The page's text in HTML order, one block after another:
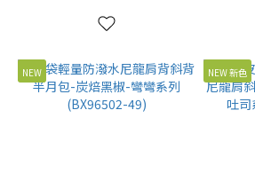
NEW NEW 新色